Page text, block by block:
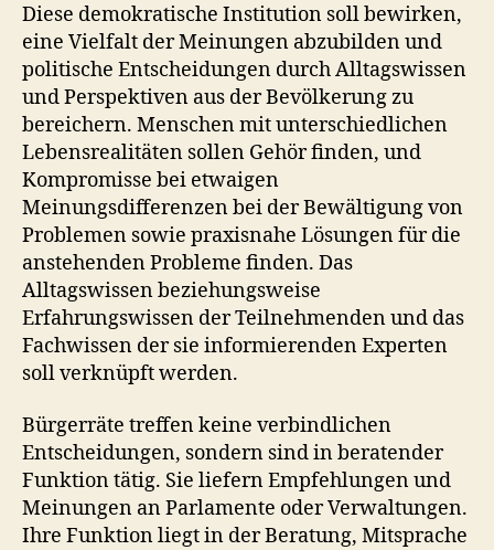
Diese demokratische Institution soll bewirken,
eine Vielfalt der Meinungen abzubilden und
politische Entscheidungen durch Alltags­wissen
und Perspektiven aus der Bevölkerung zu
bereichern. Menschen mit unterschiedlichen
Lebensrealitäten sollen Gehör finden, und
Kompromisse bei etwaigen
Meinungsdifferenzen bei der Bewältigung von
Problemen sowie praxisnahe Lösungen für die
anstehenden Probleme finden. Das
Alltagswissen beziehungsweise
Erfahrungswissen der Teilnehmenden und das
Fachwissen der sie informierenden Experten
soll verknüpft werden.
Bürgerräte treffen keine verbindlichen
Entscheidungen, sondern sind in beratender
Funktion tätig. Sie liefern Empfehlungen und
Meinungen an Parlamente oder Verwaltungen.
Ihre Funktion liegt in der Beratung, Mitsprache